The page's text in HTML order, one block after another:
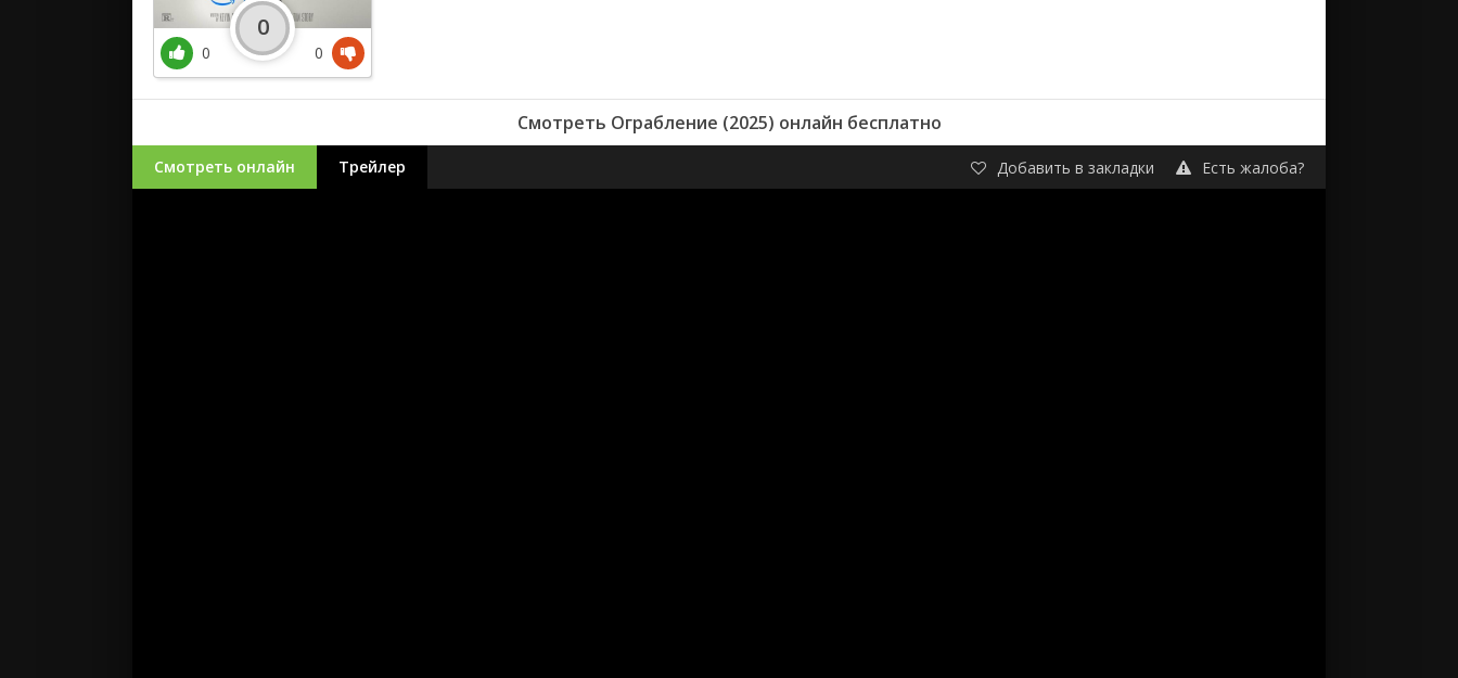
0
0
0
Смотреть Ограбление (2025) онлайн бесплатно
Смотреть онлайн Трейлер Добавить в закладки Есть жалоба?